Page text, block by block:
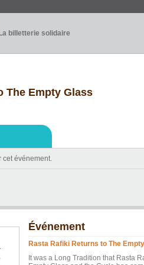
La billetterie solidaire
The Empty Glass
cet événement.
Événement
Rasta Rafiki Returns to The
It was a Long Tradition that Rasta